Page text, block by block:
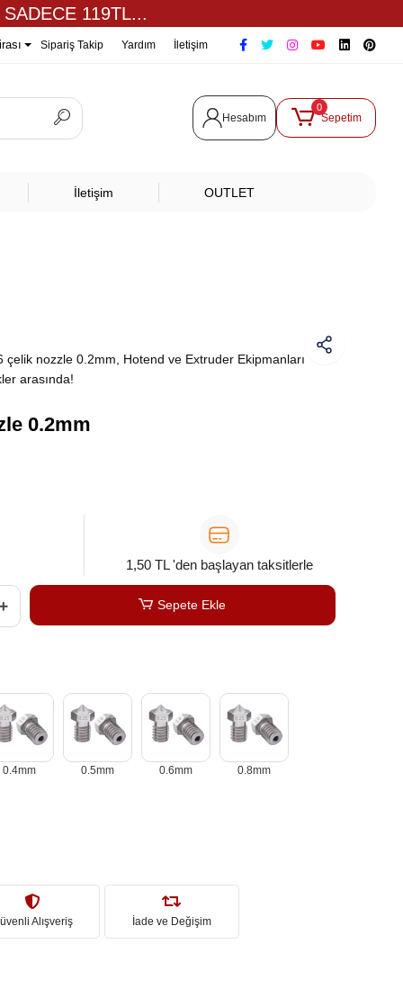
119TL...
Sipariş Takip Yardım İletişim
Hesabım
0
Sepetim
İletişim OUTLET
çelik nozzle 0.2mm, Hotend ve Extruder Ekipmanları
arasında!
0.2mm
1,50 TL 'den başlayan taksitlerle
Sepete Ekle
0.4mm 0.5mm 0.6mm 0.8mm
Alışveriş İade ve Değişim